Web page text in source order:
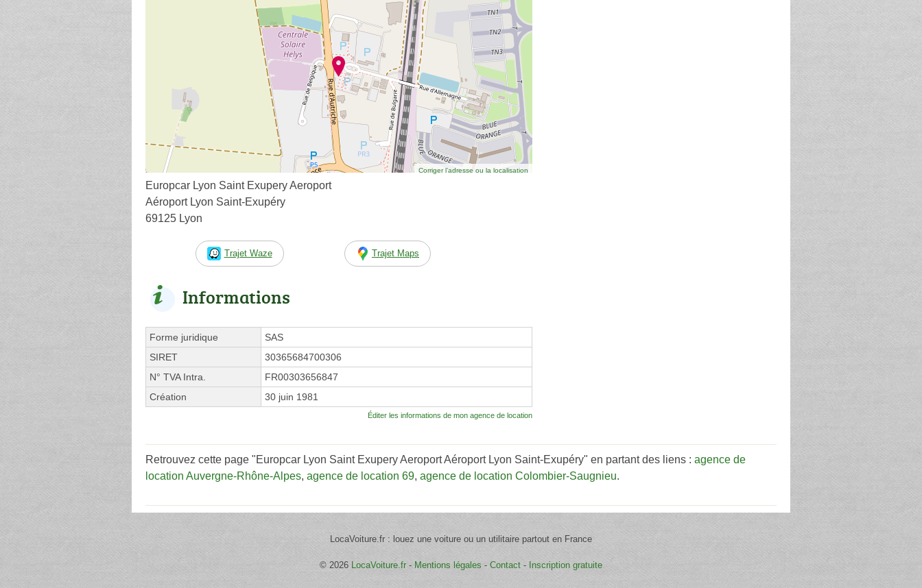
Corriger l’adresse ou la localisation
Europcar Lyon Saint Exupery Aeroport
Aéroport Lyon Saint-Exupéry
69125 Lyon
Trajet Waze Trajet Maps
Informations
Forme juridique
SAS
SIRET
30365684700306
N° TVA Intra.
FR00303656847
Création
30 juin 1981
Éditer les informations de mon agence de location
Retrouvez cette page "Europcar Lyon Saint Exupery Aeroport Aéroport Lyon Saint-Exupéry" en partant des liens : agence de
location Auvergne-Rhône-Alpes, agence de location 69, agence de location Colombier-Saugnieu.
LocaVoiture.fr : louez une voiture ou un utilitaire partout en France
© 2026 LocaVoiture.fr - Mentions légales - Contact - Inscription gratuite